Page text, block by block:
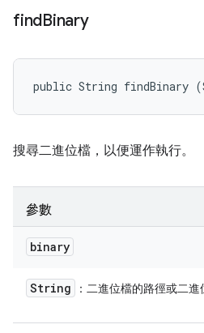
findBinary
public String findBinary
搜尋二進位檔，以便運作執行。
參數
binary
String ：二進位檔的路徑或二進